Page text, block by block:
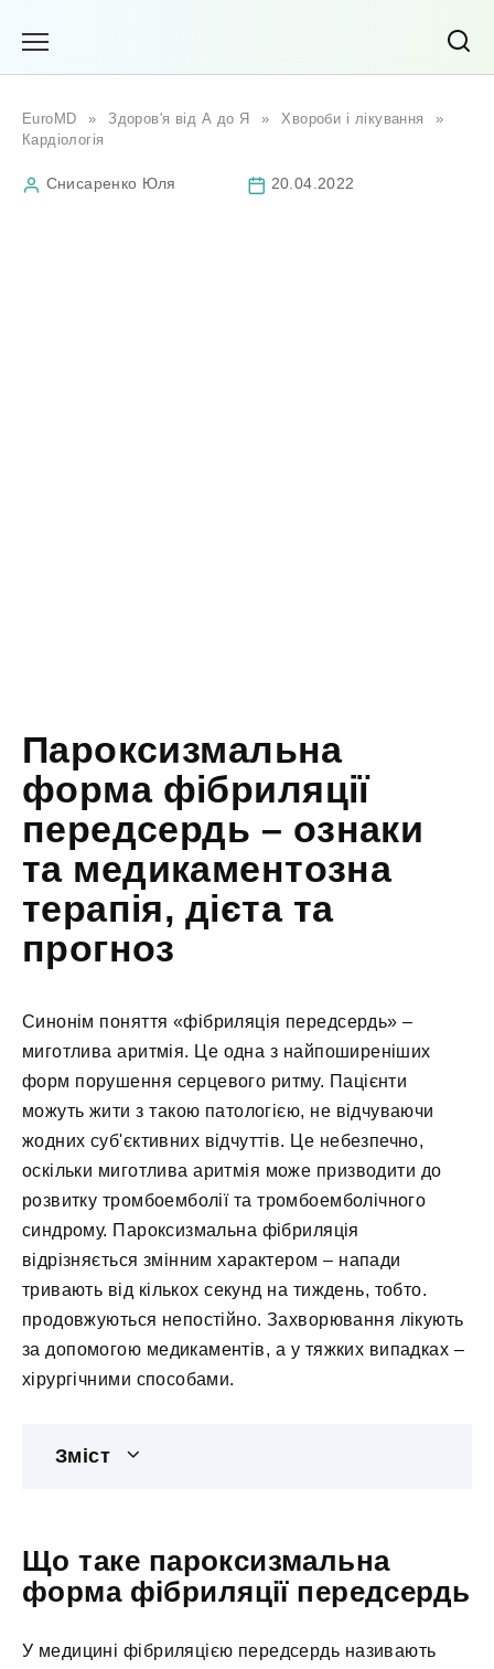
EuroMD » Здоров'я від А до Я » Хвороби і лікування
»
Кардіологія
Снисаренко Юля 20.04.2022
Пароксизмальна
форма фібриляції
передсердь – ознаки
та медикаментозна
терапія, дієта та
прогноз
Синонім поняття «фібриляція передсердь» –
миготлива аритмія. Це одна з найпоширеніших
форм порушення серцевого ритму. Пацієнти
можуть жити з такою патологією, не відчуваючи
жодних суб'єктивних відчуттів. Це небезпечно,
оскільки миготлива аритмія може призводити до
розвитку тромбоемболії та тромбоемболічного
синдрому. Пароксизмальна фібриляція
відрізняється змінним характером – напади
тривають від кількох секунд на тиждень, тобто.
продовжуються непостійно. Захворювання лікують
за допомогою медикаментів, а у тяжких випадках –
хірургічними способами.
Зміст
Що таке пароксизмальна
форма фібриляції передсердь
У медицині фібриляцією передсердь називають